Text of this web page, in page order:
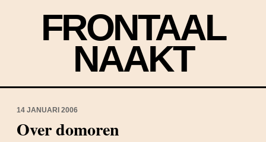
FRONTAAL
NAAKT
14 JANUARI 2006
Over domoren